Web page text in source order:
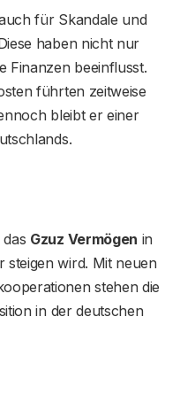
für Skandale und
haben nicht nur
Finanzen beeinflusst.
führten zeitweise
bleibt er einer
Gzuz Vermögen in
wird. Mit neuen
stehen die
in der deutschen